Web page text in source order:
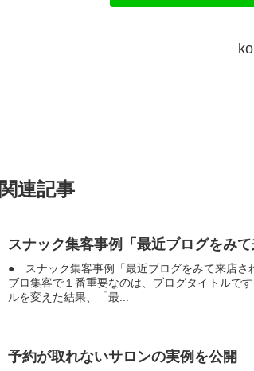
関連記事
スナック集客事例「最近ブログをみ
● スナック集客事例「最近ブログをみて来店さ
ブロ集客で１番重要なのは、ブログタイトルで
ルを変えた結果、「最...
予約が取れないサロンの実例を公開